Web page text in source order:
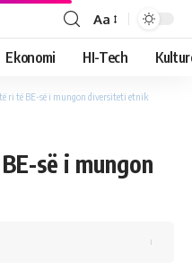
Aa
Ekonomi HI-Tech
ri të BE-së i mungon diversiteti etnik
së i mungon